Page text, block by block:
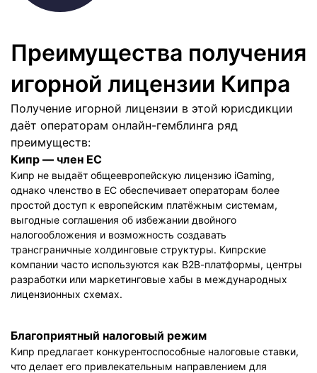
Преимущества получения
игорной лицензии Кипра
Получение игорной лицензии в этой юрисдикции
даёт операторам онлайн-гемблинга ряд
преимуществ:
Кипр — член ЕС
Кипр не выдаёт общеевропейскую лицензию iGaming,
однако членство в ЕС обеспечивает операторам более
простой доступ к европейским платёжным системам,
выгодные соглашения об избежании двойного
налогообложения и возможность создавать
трансграничные холдинговые структуры. Кипрские
компании часто используются как B2B-платформы, центры
разработки или маркетинговые хабы в международных
лицензионных схемах.
Благоприятный налоговый режим
Кипр предлагает конкурентоспособные налоговые ставки,
что делает его привлекательным направлением для